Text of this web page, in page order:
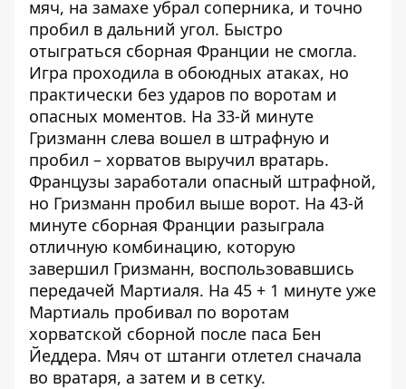
мяч, на замахе убрал соперника, и точно
пробил в дальний угол. Быстро
отыграться сборная Франции не смогла.
Игра проходила в обоюдных атаках, но
практически без ударов по воротам и
опасных моментов. На 33-й минуте
Гризманн слева вошел в штрафную и
пробил – хорватов выручил вратарь.
Французы заработали опасный штрафной,
но Гризманн пробил выше ворот. На 43-й
минуте сборная Франции разыграла
отличную комбинацию, которую
завершил Гризманн, воспользовавшись
передачей Мартиаля. На 45 + 1 минуте уже
Мартиаль пробивал по воротам
хорватской сборной после паса Бен
Йеддера. Мяч от штанги отлетел сначала
во вратаря, а затем и в сетку.